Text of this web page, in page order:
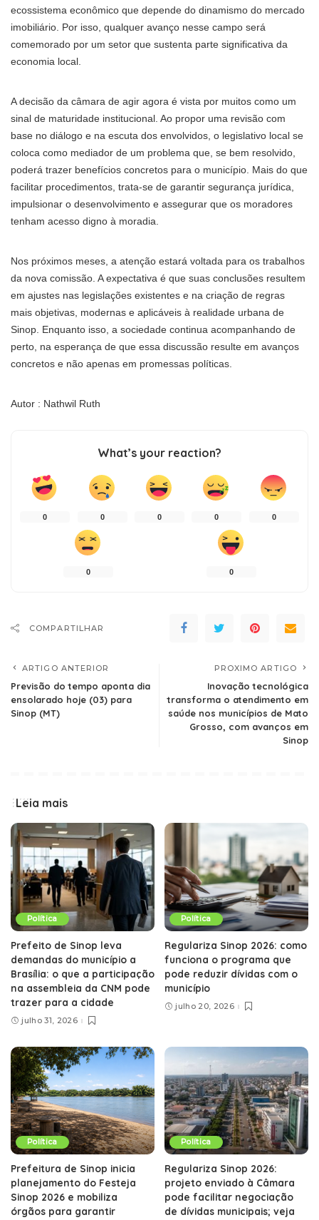
ecossistema econômico que depende do dinamismo do mercado
imobiliário. Por isso, qualquer avanço nesse campo será
comemorado por um setor que sustenta parte significativa da
economia local.
A decisão da câmara de agir agora é vista por muitos como um
sinal de maturidade institucional. Ao propor uma revisão com
base no diálogo e na escuta dos envolvidos, o legislativo local se
coloca como mediador de um problema que, se bem resolvido,
poderá trazer benefícios concretos para o município. Mais do que
facilitar procedimentos, trata-se de garantir segurança jurídica,
impulsionar o desenvolvimento e assegurar que os moradores
tenham acesso digno à moradia.
Nos próximos meses, a atenção estará voltada para os trabalhos
da nova comissão. A expectativa é que suas conclusões resultem
em ajustes nas legislações existentes e na criação de regras
mais objetivas, modernas e aplicáveis à realidade urbana de
Sinop. Enquanto isso, a sociedade continua acompanhando de
perto, na esperança de que essa discussão resulte em avanços
concretos e não apenas em promessas políticas.
Autor : Nathwil Ruth
What’s your reaction?
0 0 0 0 0
0 0
COMPARTILHAR
ARTIGO ANTERIOR
Previsão do tempo aponta dia
ensolarado hoje (03) para
Sinop (MT)
PROXIMO ARTIGO
Inovação tecnológica
transforma o atendimento em
saúde nos municípios de Mato
Grosso, com avanços em
Sinop
Leia mais
Política
Prefeito de Sinop leva
demandas do município a
Brasília: o que a participação
na assembleia da CNM pode
trazer para a cidade
julho 31, 2026
Política
Regulariza Sinop 2026: como
funciona o programa que
pode reduzir dívidas com o
município
julho 20, 2026
Política
Prefeitura de Sinop inicia
planejamento do Festeja
Sinop 2026 e mobiliza
órgãos para garantir
Política
Regulariza Sinop 2026:
projeto enviado à Câmara
pode facilitar negociação
de dívidas municipais; veja